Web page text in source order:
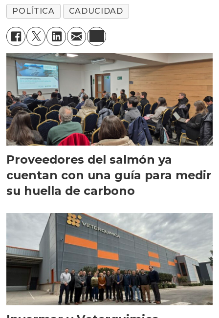
POLÍTICA CADUCIDAD
Proveedores del salmón ya
cuentan con una guía para medir
su huella de carbono